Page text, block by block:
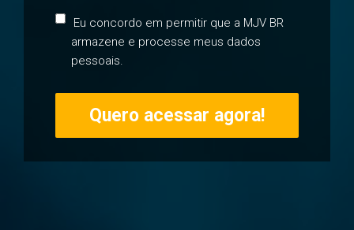
Eu concordo em permitir que a MJV BR
armazene e processe meus dados
pessoais.